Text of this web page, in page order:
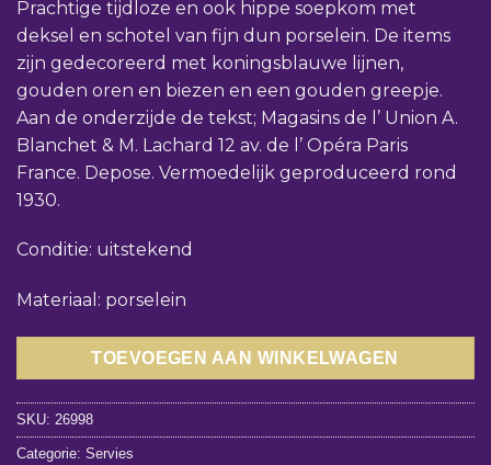
Prachtige tijdloze en ook hippe soepkom met
deksel en schotel van fijn dun porselein. De items
zijn gedecoreerd met koningsblauwe lijnen,
gouden oren en biezen en een gouden greepje.
Aan de onderzijde de tekst; Magasins de l’ Union A.
Blanchet & M. Lachard 12 av. de l’ Opéra Paris
France. Depose. Vermoedelijk geproduceerd rond
1930.
Conditie: uitstekend
Materiaal: porselein
TOEVOEGEN AAN WINKELWAGEN
SKU: 26998
Categorie: Servies